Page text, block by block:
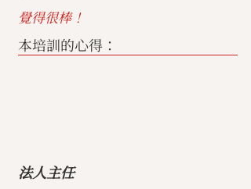
覺得很棒！
本培訓的心得：
法人主任